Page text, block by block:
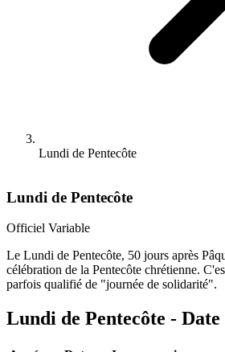
Lundi de Pentecôte
Lundi de Pentecôte
Officiel Variable
Le Lundi de Pentecôte, 50 jours après
célébration de la Pentecôte chrétienne.
parfois qualifié de "journée de solidarité".
Lundi de Pentecôte - Date